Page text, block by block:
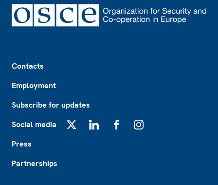
Contacts
Employment
Subscribe for updates
Social media
Press
Partnerships